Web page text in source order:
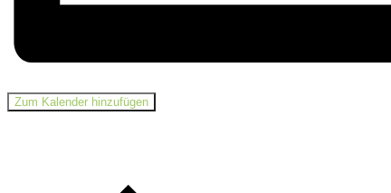
Zum Kalender hinzufügen